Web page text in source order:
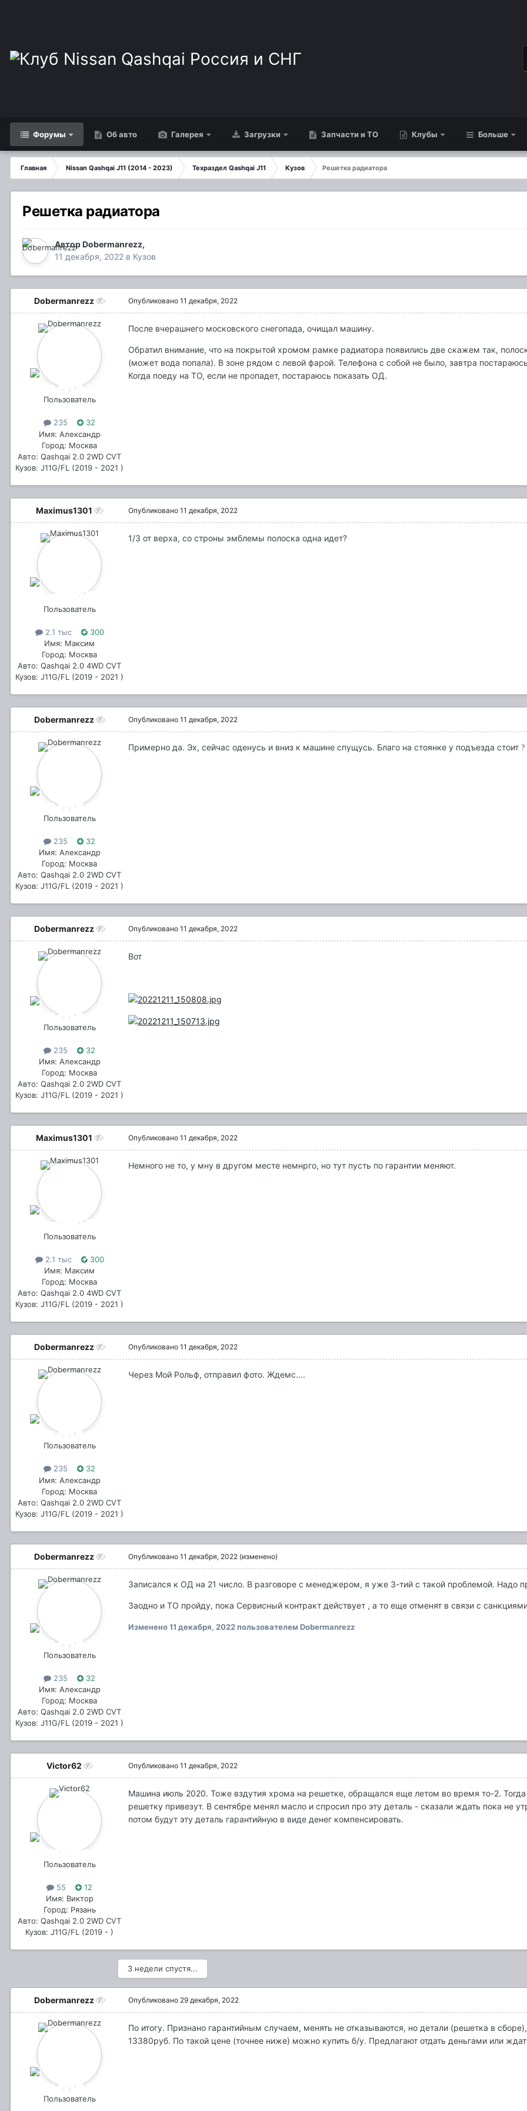
Форумы Об авто Галерея Загрузки Запчасти и ТО Клубы Больше
Главная Nissan Qashqai J11 (2014 - 2023) Техраздел Qashqai J11 Кузов
Решетка радиатора
Решетка радиатора
АвторDobermanrezz,
11 декабря, 2022 в Кузов
Dobermanrezz
Пользователь
235
32
Имя: Александр
Город: Москва
Авто: Qashqai 2.0 2WD CVT
Кузов: J11G/FL (2019 - 2021 )
Опубликовано 11 декабря, 2022
После вчерашнего московского снегопада, очищал машину.
Обратил внимание, что на покрытой хромом рамке радиатора появились две скажем так,
(может вода попала). В зоне рядом с левой фарой. Телефона с собой не было, завтра
Когда поеду на ТО, если не пропадет, постараюсь показать ОД.
Maximus1301
Пользователь
2.1 тыс
300
Имя: Максим
Город: Москва
Авто: Qashqai 2.0 4WD CVT
Кузов: J11G/FL (2019 - 2021 )
Опубликовано 11 декабря, 2022
1/3 от верха, со строны эмблемы полоска одна идет?
Dobermanrezz
Пользователь
235
32
Имя: Александр
Город: Москва
Авто: Qashqai 2.0 2WD CVT
Кузов: J11G/FL (2019 - 2021 )
Опубликовано 11 декабря, 2022
Примерно да. Эх, сейчас оденусь и вниз к машине спущусь. Благо на стоянке у подъезда стоит ?
Dobermanrezz
Пользователь
235
32
Имя: Александр
Город: Москва
Авто: Qashqai 2.0 2WD CVT
Кузов: J11G/FL (2019 - 2021 )
Опубликовано 11 декабря, 2022
Вот
Maximus1301
Пользователь
2.1 тыс
300
Имя: Максим
Город: Москва
Авто: Qashqai 2.0 4WD CVT
Кузов: J11G/FL (2019 - 2021 )
Опубликовано 11 декабря, 2022
Немного не то, у мну в другом месте немнрго, но тут пусть по гарантии меняют.
Dobermanrezz
Пользователь
235
32
Имя: Александр
Город: Москва
Авто: Qashqai 2.0 2WD CVT
Кузов: J11G/FL (2019 - 2021 )
Опубликовано 11 декабря, 2022
Через Мой Рольф, отправил фото. Ждемс....
Dobermanrezz
Пользователь
235
32
Имя: Александр
Город: Москва
Авто: Qashqai 2.0 2WD CVT
Кузов: J11G/FL (2019 - 2021 )
Опубликовано 11 декабря, 2022 (изменено)
Записался к ОД на 21 число. В разговоре с менеджером, я уже 3-тий с такой проблемой. Надо
Заодно и ТО пройду, пока Сервисный контракт действует , а то еще отменят в связи с
Изменено11 декабря, 2022пользователем Dobermanrezz
Victor62
Пользователь
55
12
Имя: Виктор
Город: Рязань
Авто: Qashqai 2.0 2WD CVT
Кузов: J11G/FL (2019 - )
Опубликовано 11 декабря, 2022
Машина июль 2020. Тоже вздутия хрома на решетке, обращался еще летом во время то-2.
решетку привезут. В сентябре менял масло и спросил про эту деталь - сказали ждать пока не
потом будут эту деталь гарантийную в виде денег компенсировать.
3 недели спустя...
Dobermanrezz
Пользователь
Опубликовано 29 декабря, 2022
По итогу. Признано гарантийным случаем, менять не отказываются, но детали (решетка в
13380руб. По такой цене (точнее ниже) можно купить б/у. Предлагают отдать деньгами или